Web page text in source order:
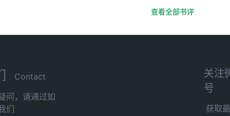
查看全部书评
Contact
问，请通过如
们
关注
号
获取